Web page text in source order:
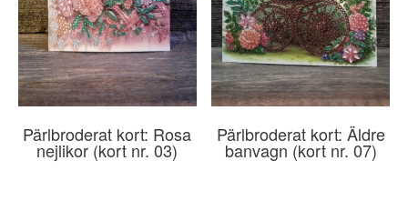
Pärlbroderat kort: Rosa
nejlikor (kort nr. 03)
Pärlbroderat kort: Äldre
banvagn (kort nr. 07)